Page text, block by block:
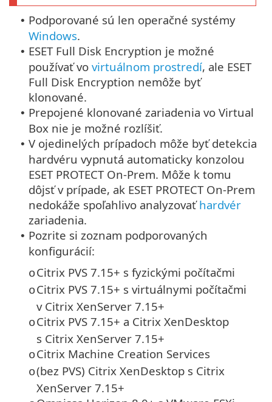
• Podporované sú len operačné systémy
Windows.
• ESET Full Disk Encryption je možné
používať vo virtuálnom prostredí, ale ESET
Full Disk Encryption nemôže byť
klonované.
• Prepojené klonované zariadenia vo Virtual
Box nie je možné rozlíšiť.
• V ojedinelých prípadoch môže byť detekcia
hardvéru vypnutá automaticky konzolou
ESET PROTECT On-Prem. Môže k tomu
dôjsť v prípade, ak ESET PROTECT On-Prem
nedokáže spoľahlivo analyzovaťhardvér
zariadenia.
• Pozrite si zoznam podporovaných
konfigurácií:
oCitrix PVS 7.15+ s fyzickými počítačmi
oCitrix PVS 7.15+ s virtuálnymi počítačmi
v Citrix XenServer 7.15+
oCitrix PVS 7.15+ a Citrix XenDesktop
s Citrix XenServer 7.15+
oCitrix Machine Creation Services
o(bez PVS) Citrix XenDesktop s Citrix
XenServer 7.15+